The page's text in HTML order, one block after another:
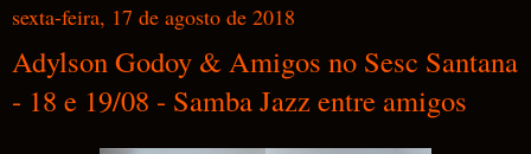
sexta-feira, 17 de agosto de 2018
Adylson Godoy & Amigos no Sesc Santana
- 18 e 19/08 - Samba Jazz entre amigos